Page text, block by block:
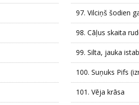
97. Vilciņš šodien
98. Cāļus skaita
99. Silta, jauka
100. Suņuks Pifs
101. Vēja krāsa